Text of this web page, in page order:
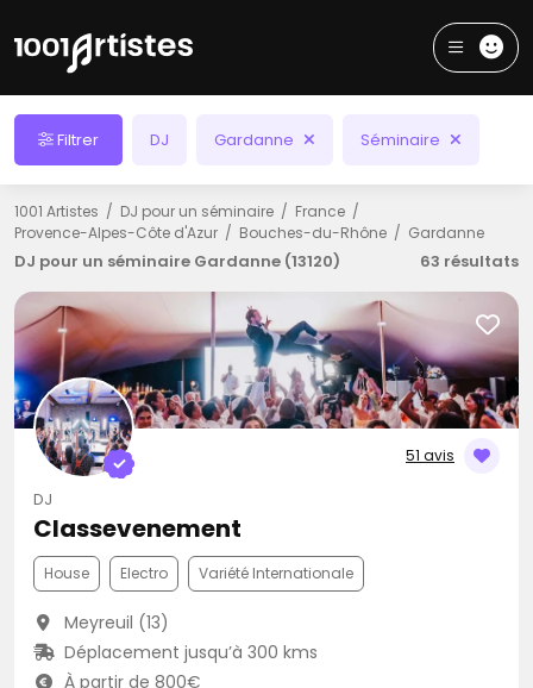
Filtrer DJ Gardanne Séminaire
1001 Artistes DJ pour un séminaire
France
Provence-Alpes-Côte d'Azur
Bouches-du-Rhône Gardanne
DJ pour un séminaire Gardanne (13120) 63 résultats
51 avis
DJ
Classevenement
House Electro Variété Internationale
Meyreuil (13)
Déplacement jusqu’à 300 kms
À partir de 800€